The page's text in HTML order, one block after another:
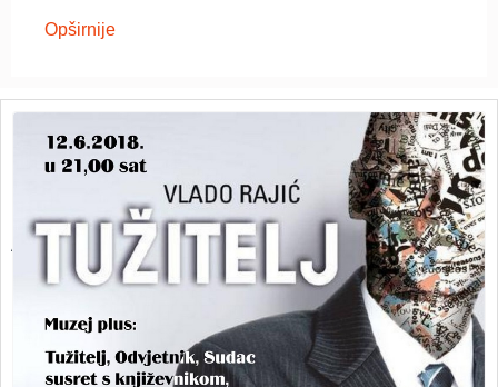
ARHEOLOŠKI ODJEL – odjel s kojim započinje povijest muzeja
Opširnije